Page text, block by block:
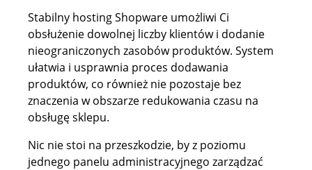
Stabilny hosting Shopware umożliwi Ci
obsłużenie dowolnej liczby klientów i dodanie
nieograniczonych zasobów produktów. System
ułatwia i usprawnia proces dodawania
produktów, co również nie pozostaje bez
znaczenia w obszarze redukowania czasu na
obsługę sklepu.
Nic nie stoi na przeszkodzie, by z poziomu
jednego panelu administracyjnego zarządzać